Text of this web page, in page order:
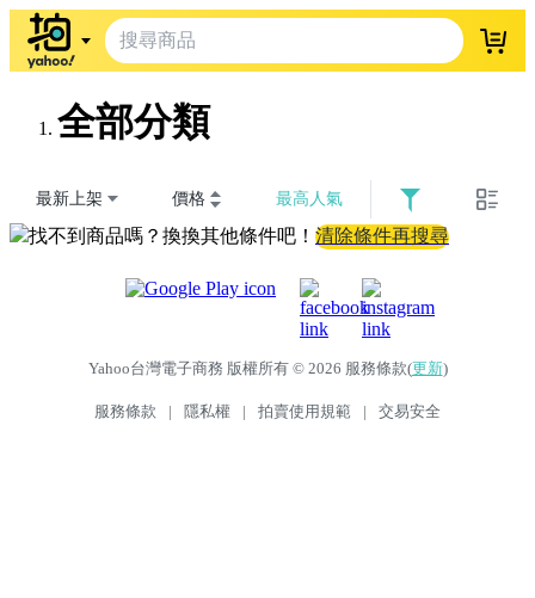
登入
全部分類
最新上架 價格 最高人氣
找不到商品嗎？換換其他條件吧！ 清除條件再搜尋
Yahoo台灣電子商務 版權所有 © 2026 服務條款(更新)
服務條款 | 隱私權 | 拍賣使用規範 | 交易安全